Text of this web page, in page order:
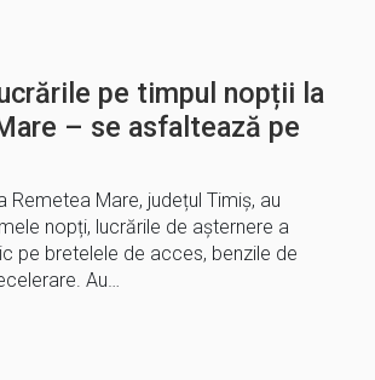
pe timpul nopții la
– se asfaltează pe
Remetea Mare, județul Timiș, au
nopți, lucrările de așternere a
pe bretelele de acces, benzile de
Au…